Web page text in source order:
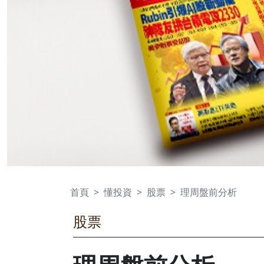
首頁 懂投資 股票 理周盤前分析
股票